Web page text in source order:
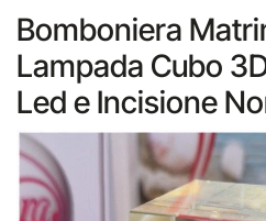
Bomboniera
Lampada Cubo
Led e Incisione